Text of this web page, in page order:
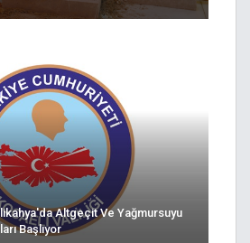
Altgeçit Ve Yağmursuyu
Başlıyor